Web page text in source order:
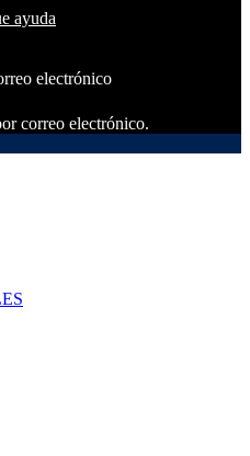
ayuda
electrónico
correo electrónico.